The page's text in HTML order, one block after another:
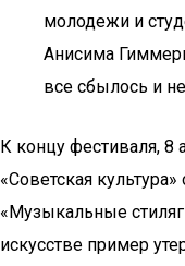
молодежи и
Анисима
все сбылось и
К концу фестиваля, 8
«Советская
«Музыкальные
искусстве пример